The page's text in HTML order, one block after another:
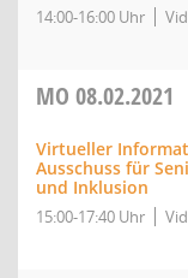
14:00-16:00 Uhr
MO 08.02.2021
Virtueller
Ausschuss für
und Inklusion
15:00-17:40 Uhr